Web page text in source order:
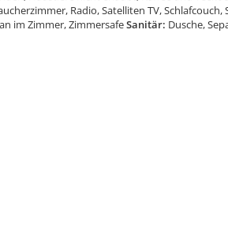
Radio, Satelliten TV,
im Zimmer, ZimmersafeSanitär: Dusche,